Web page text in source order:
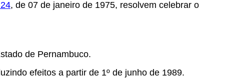
, de 07 de janeiro de 1975, resolvem celebrar o
de Pernambuco.
efeitos a partir de 1º de junho de 1989.